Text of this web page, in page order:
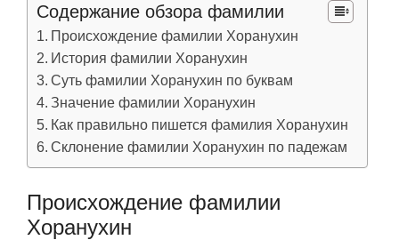
Содержание обзора фамилии
Происхождение фамилии Хоранухин
История фамилии Хоранухин
Суть фамилии Хоранухин по буквам
Значение фамилии Хоранухин
Как правильно пишется фамилия Хоранухин
Склонение фамилии Хоранухин по падежам
Происхождение фамилии
Хоранухин